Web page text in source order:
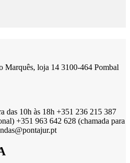
Marquês, loja 14 3100-464 Pombal
das 10h às 18h +351 236 215 387
+351 963 642 628 (chamada para